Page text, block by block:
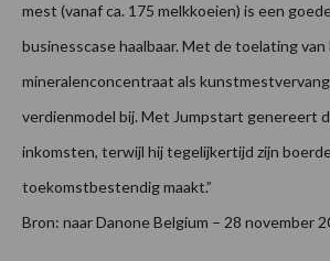
mest (vanaf ca. 175 melkkoeien) is een
businesscase haalbaar. Met de toelating
mineralenconcentraat als
verdienmodel bij. Met Jumpstart genereert
inkomsten, terwijl hij tegelijkertijd zijn
toekomstbestendig maakt.”
Bron: naar Danone Belgium – 28 november